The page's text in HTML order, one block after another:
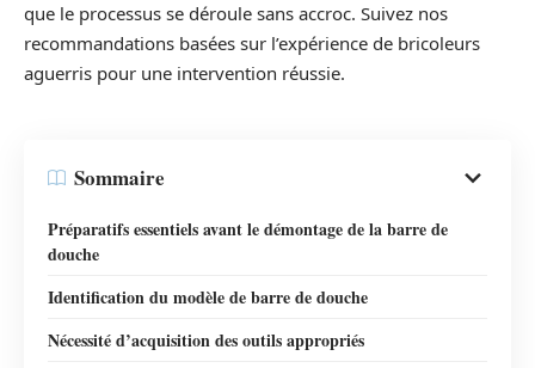
que le processus se déroule sans accroc. Suivez nos
recommandations basées sur l’expérience de bricoleurs
aguerris pour une intervention réussie.
Sommaire
Préparatifs essentiels avant le démontage de la barre de
douche
Identification du modèle de barre de douche
Nécessité d’acquisition des outils appropriés